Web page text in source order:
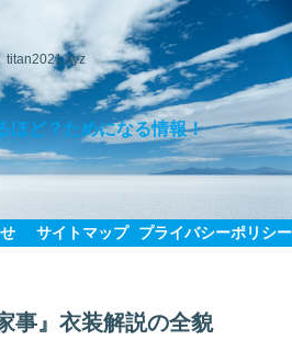
titan2021.xyz
ほど？ためになる情報！
サイトマップ プライバシーポリシー
事』衣装解説の全貌